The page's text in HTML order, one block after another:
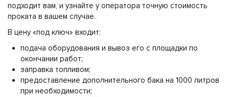
подходит вам, и узнайте у оператора точную стоимость
проката в вашем случае.
В цену «под ключ» входит:
подача оборудования и вывоз его с площадки по
окончании работ;
заправка топливом;
предоставление дополнительного бака на 1000 литров
при необходимости;